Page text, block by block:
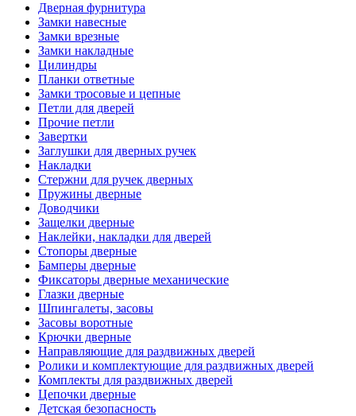
Дверная фурнитура
Замки навесные
Замки врезные
Замки накладные
Цилиндры
Планки ответные
Замки тросовые и цепные
Петли для дверей
Прочие петли
Завертки
Заглушки для дверных ручек
Накладки
Стержни для ручек дверных
Пружины дверные
Доводчики
Защелки дверные
Наклейки, накладки для дверей
Стопоры дверные
Бамперы дверные
Фиксаторы дверные механические
Глазки дверные
Шпингалеты, засовы
Засовы воротные
Крючки дверные
Направляющие для раздвижных дверей
Ролики и комплектующие для раздвижных дверей
Комплекты для раздвижных дверей
Цепочки дверные
Детская безопасность